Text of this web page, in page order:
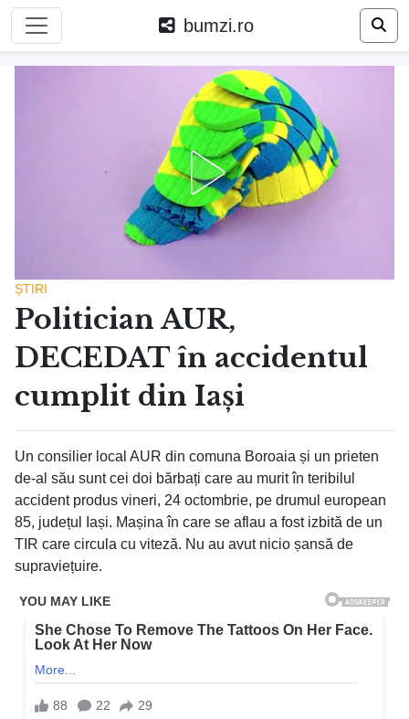
bumzi.ro
ȘTIRI
Politician AUR,
DECEDAT în accidentul
cumplit din Iași
Un consilier local AUR din comuna Boroaia și un prieten
de-al său sunt cei doi bărbați care au murit în teribilul
accident produs vineri, 24 octombrie, pe drumul european
85, județul Iași. Mașina în care se aflau a fost izbită de un
TIR care circula cu viteză. Nu au avut nicio șansă de
supraviețuire.